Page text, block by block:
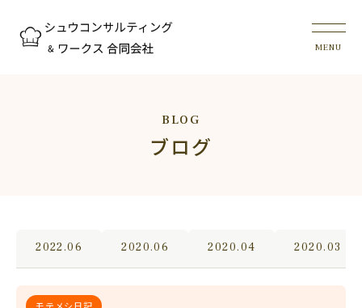
BLOG
ブログ
2022.06 2020.06 2020.04 2020.03